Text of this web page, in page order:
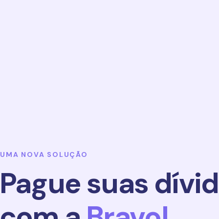
UMA NOVA SOLUÇÃO
Pague suas